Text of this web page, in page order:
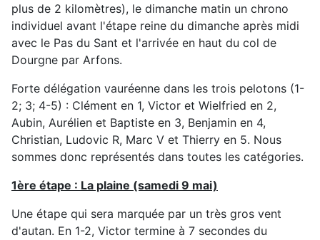
plus de 2 kilomètres), le dimanche matin un chrono
individuel avant l'étape reine du dimanche après midi
avec le Pas du Sant et l'arrivée en haut du col de
Dourgne par Arfons.
Forte délégation vauréenne dans les trois pelotons (1-
2; 3; 4-5) : Clément en 1, Victor et Wielfried en 2,
Aubin, Aurélien et Baptiste en 3, Benjamin en 4,
Christian, Ludovic R, Marc V et Thierry en 5. Nous
sommes donc représentés dans toutes les catégories.
1ère étape : La plaine (samedi 9 mai)
Une étape qui sera marquée par un très gros vent
d'autan. En 1-2, Victor termine à 7 secondes du